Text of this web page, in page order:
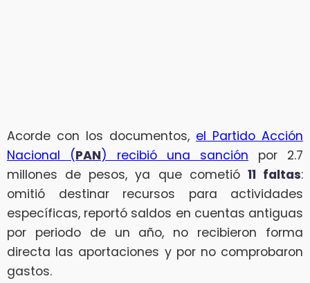
Acorde con los documentos, el Partido Acción
Nacional (PAN) recibió una sanción por 2.7
millones de pesos, ya que cometió 11 faltas:
omitió destinar recursos para actividades
específicas, reportó saldos en cuentas antiguas
por periodo de un año, no recibieron forma
directa las aportaciones y por no comprobaron
gastos.